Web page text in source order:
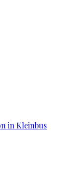
in Kleinbus